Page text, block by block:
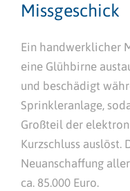
Missgeschick
Ein handwerklicher
eine Glühbirne
und beschädigt
Sprinkleranlage,
Großteil der
Kurzschluss auslöst.
Neuanschaffung
ca. 85.000 Euro.